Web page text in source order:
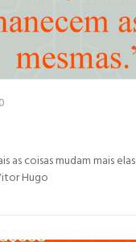
as coisas mudam mais elas
Hugo